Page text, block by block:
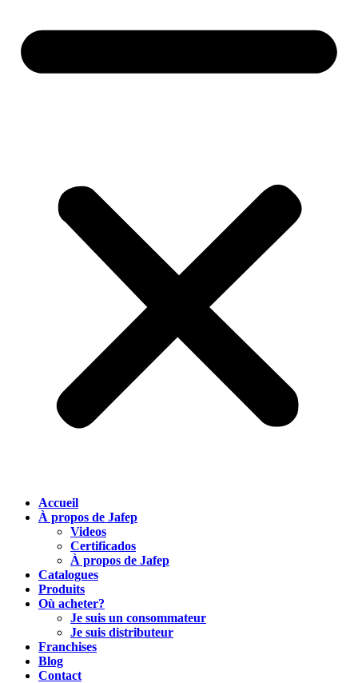
Accueil
À propos de Jafep
Videos
Certificados
À propos de Jafep
Catalogues
Produits
Où acheter?
Je suis un consommateur
Je suis distributeur
Franchises
Blog
Contact